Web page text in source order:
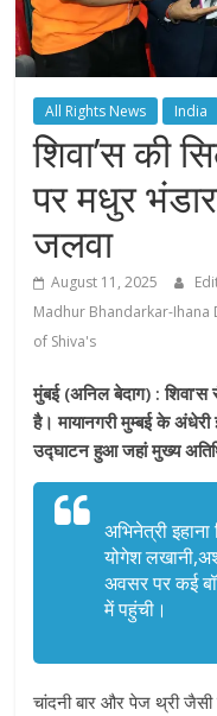
All Rights News India
शिवा’स की
पर मधुर
जलवा
August 11, 2025
Madhur Bhandarkar-
of Shiva's
मुंबई (अनिल बेदाग) :
है। मायानगरी मुम्बई के
उद्घाटन हुआ जहां मुख्य
अभिनेत्री
योगेश
अवसर पर कई
में पहुंची।
चांदनी बार और पेज थ्री